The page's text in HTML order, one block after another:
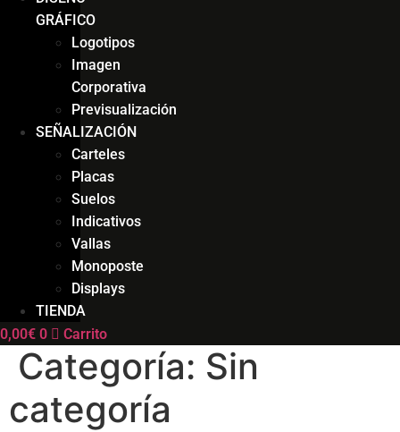
GRÁFICO
Logotipos
Imagen
Corporativa
Previsualización
SEÑALIZACIÓN
Carteles
Placas
Suelos
Indicativos
Vallas
Monoposte
Displays
TIENDA
0,00€ 0 Carrito
Categoría: Sin
categoría